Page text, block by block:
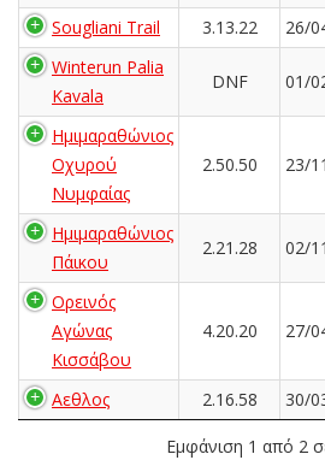
Sougliani Trail 3.13.22 26/
Winterun Palia
Kavala
DNF 01/
Ημιμαραθώνιος
Οχυρού
Νυμφαίας
2.50.50 23/
Ημιμαραθώνιος
Πάικου
2.21.28 02/
Ορεινός
Αγώνας
Κισσάβου
4.20.20 27/
Αεθλος 2.16.58 30/
Εμφάνιση 1 από 2